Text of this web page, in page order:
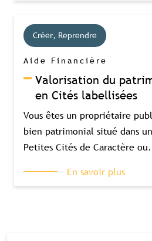
Créer, Reprendre
Aide Financière
Valorisation du
en Cités labellisées
Vous êtes un propriétaire
bien patrimonial situé dans
Petites Cités de Caractère
En savoir plus
Souscrire à
Accès complet aux études
Visibilité sur